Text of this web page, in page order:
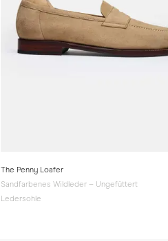
The Penny Loafer
Sandfarbenes Wildleder – Ungefüttert
Ledersohle